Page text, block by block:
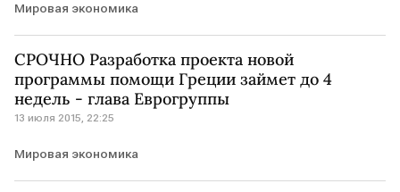
Мировая экономика
СРОЧНО Разработка проекта новой
программы помощи Греции займет до 4
недель - глава Еврогруппы
13 июля 2015, 22:25
Мировая экономика